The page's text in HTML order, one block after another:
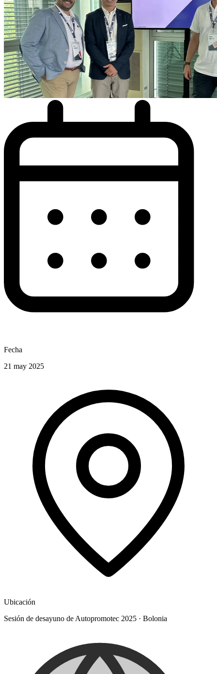
Fecha
21 may 2025
Ubicación
Sesión de desayuno de Autopromotec 2025 · Bolonia